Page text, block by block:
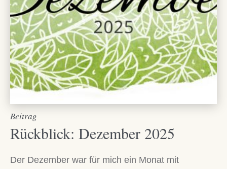
Beitrag
Rückblick: Dezember 2025
Der Dezember war für mich ein Monat mit